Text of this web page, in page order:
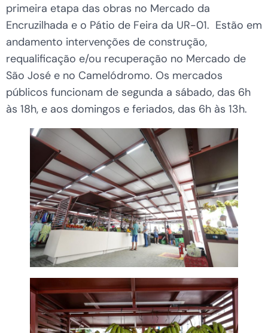
primeira etapa das obras no Mercado da
Encruzilhada e o Pátio de Feira da UR-01. Estão em
andamento intervenções de construção,
requalificação e/ou recuperação no Mercado de
São José e no Camelódromo. Os mercados
públicos funcionam de segunda a sábado, das 6h
às 18h, e aos domingos e feriados, das 6h às 13h.